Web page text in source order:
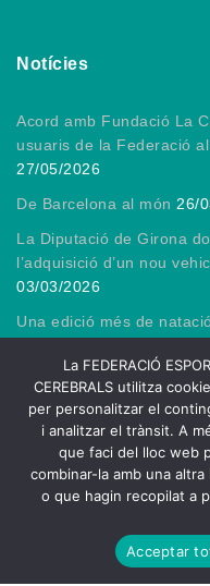
Notícies
Acord amb Fundació La
usuaris de la Federació
27/05/2026
De Barcelona al món 26/
La Diputació de Girona
l’adquisició d’un nou
03/03/2026
Una edició més de
Gràcies, President! 13/01/
FECPC – Federació
| Theme
La FEDERACIÓ
CEREBRALS utilitza
per personalitzar el
i analitzar el trànsit. A
que faci del lloc web
combinar-la amb una
o que hagin recopilat a
Acceptar